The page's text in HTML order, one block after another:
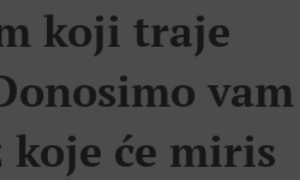
koji traje
vam
koje će miris